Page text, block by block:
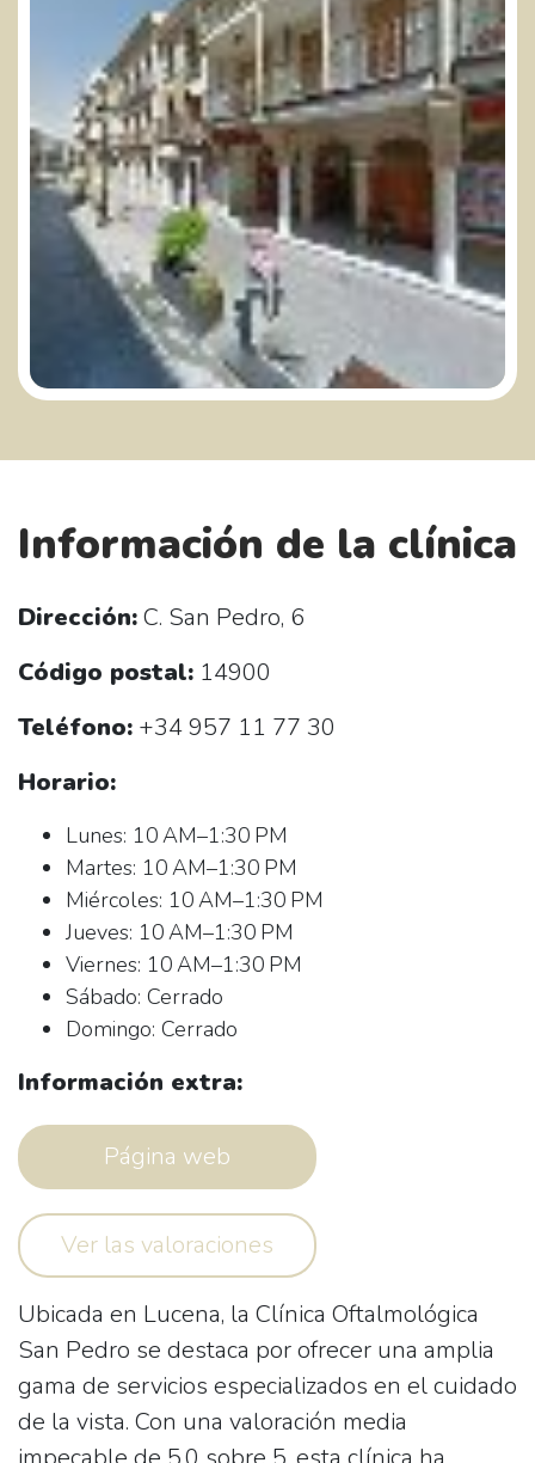
Información de la clínica
Dirección:C. San Pedro, 6
Código postal: 14900
Teléfono: +34 957 11 77 30
Horario:
Lunes: 10 AM–1:30 PM
Martes: 10 AM–1:30 PM
Miércoles: 10 AM–1:30 PM
Jueves: 10 AM–1:30 PM
Viernes: 10 AM–1:30 PM
Sábado: Cerrado
Domingo: Cerrado
Información extra:
Página web
Ver las valoraciones
Ubicada en Lucena, la Clínica Oftalmológica
San Pedro se destaca por ofrecer una amplia
gama de servicios especializados en el cuidado
de la vista. Con una valoración media